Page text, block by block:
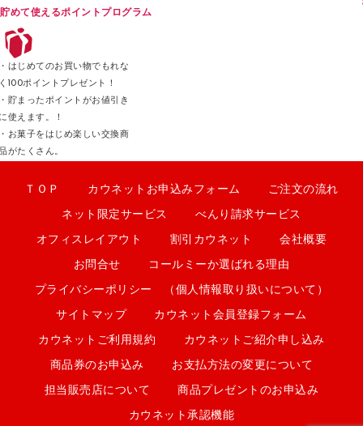
貯めて使えるポイントプログラム
はじめてのお買い物でもれな
100ポイントプレゼント！
貯まったポイントがお値引き
使えます。！
お菓子をはじめ楽しい交換商
がたくさん。
ＴＯＰ カウネットお申込みフォーム ご注文の流れ
ネット限定サービス べんり請求サービス
オフィスレイアウト 割引カウネット 会社概要
お問合せ コールミーか選ばれる理由
プライバシーポリシー （個人情報取り扱いについて）
サイトマップ カウネット会員登録フォーム
カウネットご利用規約 カウネットご紹介申し込み
商品券のお申込み お支払方法の変更について
担当販売店について 商品プレゼントのお申込み
カウネット承認機能